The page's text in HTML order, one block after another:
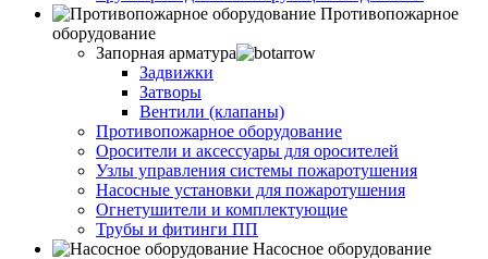
Противопожарное
оборудование
Запорная арматура
Задвижки
Затворы
Вентили (клапаны)
Противопожарное оборудование
Оросители и аксессуары для оросителей
Узлы управления системы пожаротушения
Насосные установки для пожаротушения
Огнетушители и комплектующие
Трубы и фитинги ПП
Насосное оборудование